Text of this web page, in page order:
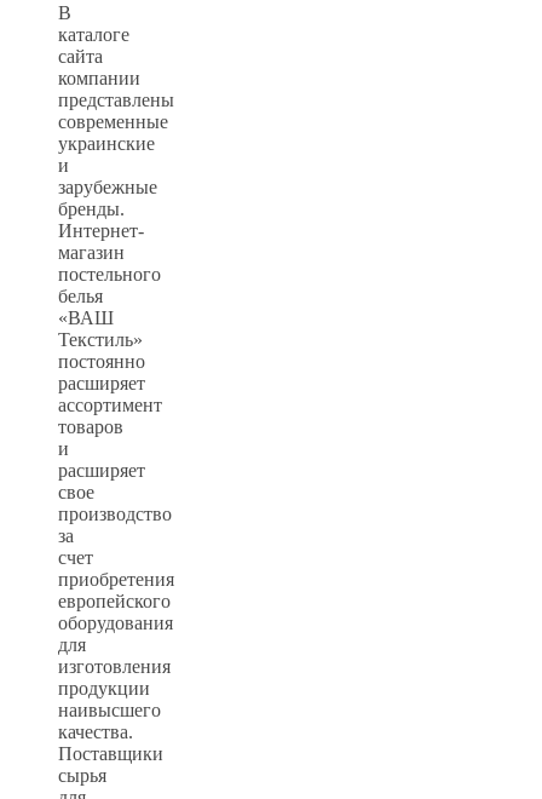
В
каталоге
сайта
компании
представлены
современные
украинские
и
зарубежные
бренды.
Интернет-
магазин
постельного
белья
«ВАШ
Текстиль»
постоянно
расширяет
ассортимент
товаров
и
расширяет
свое
производство
за
счет
приобретения
европейского
оборудования
для
изготовления
продукции
наивысшего
качества.
Поставщики
сырья